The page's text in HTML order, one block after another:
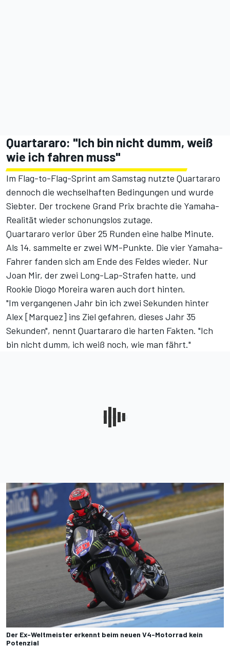
Quartararo: "Ich bin nicht dumm, weiß
wie ich fahren muss"
Im Flag-to-Flag-Sprint am Samstag nutzte Quartararo
dennoch die wechselhaften Bedingungen und wurde
Siebter. Der trockene Grand Prix brachte die Yamaha-
Realität wieder schonungslos zutage.
Quartararo verlor über 25 Runden eine halbe Minute.
Als 14. sammelte er zwei WM-Punkte. Die vier Yamaha-
Fahrer fanden sich am Ende des Feldes wieder. Nur
Joan Mir, der zwei Long-Lap-Strafen hatte, und
Rookie Diogo Moreira waren auch dort hinten.
"Im vergangenen Jahr bin ich zwei Sekunden hinter
Alex [Marquez] ins Ziel gefahren, dieses Jahr 35
Sekunden", nennt Quartararo die harten Fakten. "Ich
bin nicht dumm, ich weiß noch, wie man fährt."
Der Ex-Weltmeister erkennt beim neuen V4-Motorrad kein
Potenzial